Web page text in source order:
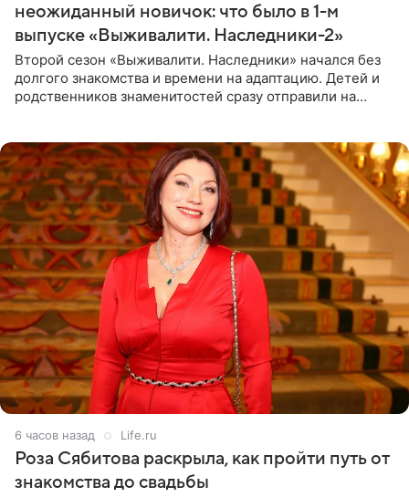
неожиданный новичок: что было в 1-м
выпуске «Выживалити. Наследники-2»
Второй сезон «Выживалити. Наследники» начался без
долгого знакомства и времени на адаптацию. Детей и
родственников знаменитостей сразу отправили на
6 часов назад Life.ru
Роза Сябитова раскрыла, как пройти путь от
знакомства до свадьбы